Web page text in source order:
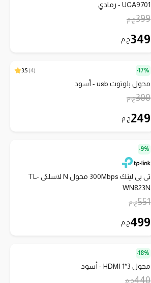
UCA9701 - رمادي
399ج.م
349ج.م
17%-
(
4
)
3.5
محول بلوتوث usb - أسود
300ج.م
249ج.م
9%-
تى بى لينك 300Mbps محول N لاسلكى TL-
WN823N
551ج.م
499ج.م
18%-
محول 3*1 HDMI - أسود
440ج.م